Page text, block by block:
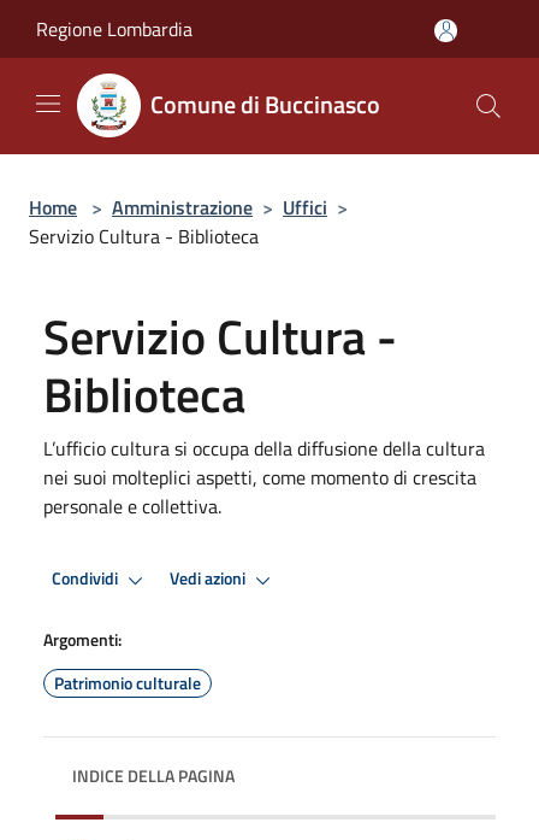
Regione Lombardia
Comune di Buccinasco
Home > Amministrazione > Uffici >
Servizio Cultura - Biblioteca
Servizio Cultura -
Biblioteca
L’ufficio cultura si occupa della diffusione della cultura
nei suoi molteplici aspetti, come momento di crescita
personale e collettiva.
Condividi Vedi azioni
Argomenti:
Patrimonio culturale
INDICE DELLA PAGINA